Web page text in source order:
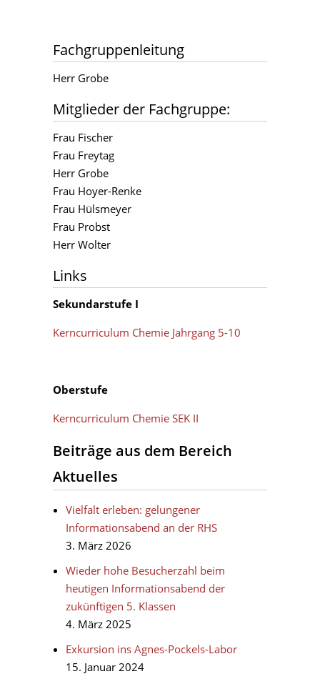
Fachgruppenleitung
Herr Grobe
Mitglieder der Fachgruppe:
Frau Fischer
Frau Freytag
Herr Grobe
Frau Hoyer-Renke
Frau Hülsmeyer
Frau Probst
Herr Wolter
Links
Sekundarstufe I
Kerncurriculum Chemie Jahrgang 5-10
Oberstufe
Kerncurriculum Chemie SEK II
Beiträge aus dem Bereich
Aktuelles
Vielfalt erleben: gelungener
Informationsabend an der RHS
3. März 2026
Wieder hohe Besucherzahl beim
heutigen Informationsabend der
zukünftigen 5. Klassen
4. März 2025
Exkursion ins Agnes-Pockels-Labor
15. Januar 2024